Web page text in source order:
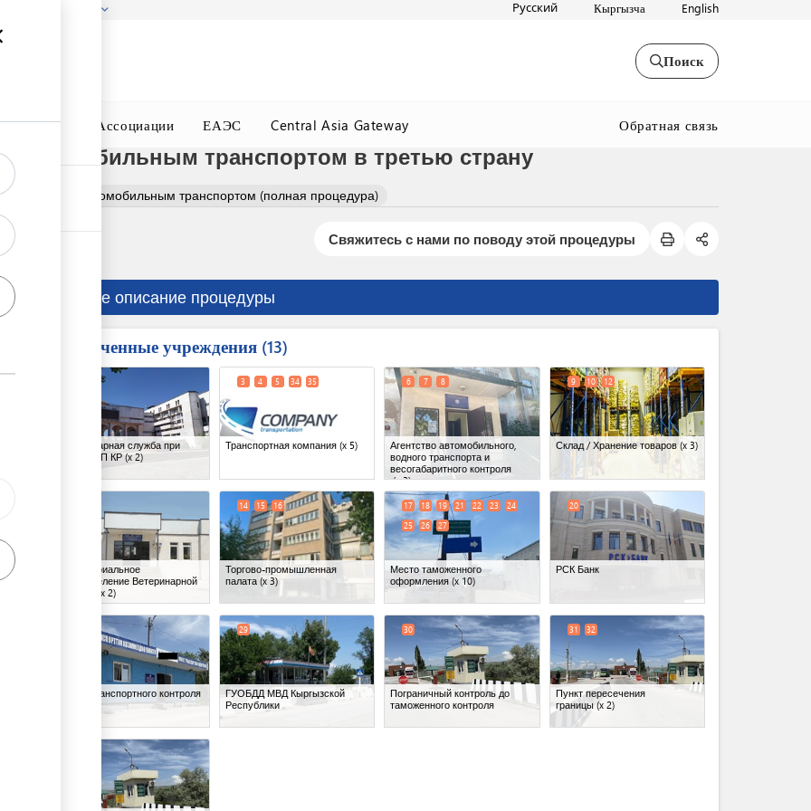
Русский Кыргызча English
Поиск
Окна Ассоциации ЕАЭС Central Asia Gateway Обратная связь
транспортом в третью страну
животных автомобильным транспортом (полная процедура)
Свяжитесь с нами по поводу этой процедуры
Краткое описание процедуры
Вовлеченные учреждения 13
expand_less
Ветеринарная служба при
МВВСХПП КР (x 2)
Транспортная компания(x 5)
3 4 5 34 35
Агентство автомобильного,
водного транспорта и
весогабаритного контроля
(x 3)
6 7 8
Склад / Хранение товаров(x 3)
9 10 12
Территориальное
подразделение Ветеринарной
(x 2)
Торгово-промышленная
палата(x 3)
14 15 16
Место таможенного
оформления(x 10)
17 18 19 21 22 23
24
25
26 27
РСК Банк
20
Пункт транспортного контроля
ГУОБДД МВД Кыргызской
Республики
29
Пограничный контроль до
таможенного контроля
30
Пункт пересечения
границы(x 2)
31 32